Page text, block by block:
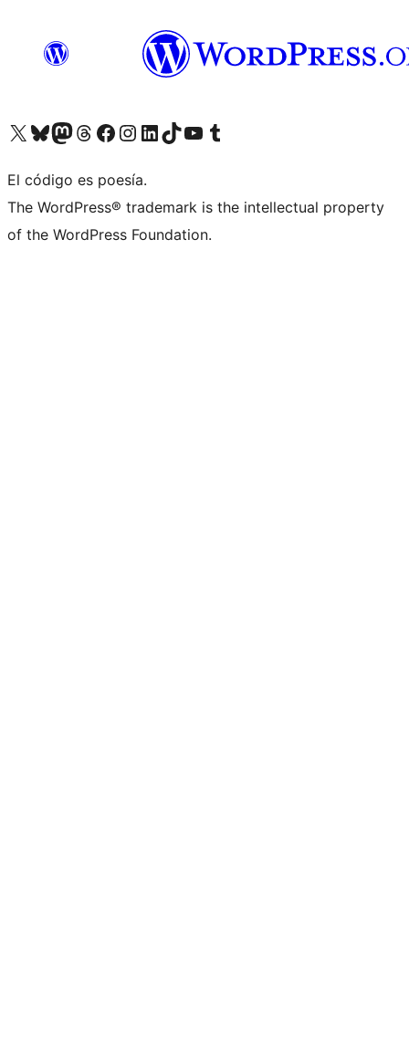
Visita nuestra cuenta de X (anteriormente Twitter)
Visita nuestra cuenta de Bluesky
Visita nuestra cuenta de Mastodon
Visita nuestra cuenta de Threads
Visita nuestra página de Facebook
Visita nuestra cuenta de Instagram
Visita nuestra cuenta de LinkedIn
Visita nuestra cuenta de TikTok
Visita nuestro canal de YouTube
Visita nuestra cuenta de Tumblr
El código es poesía.
The WordPress® trademark is the intellectual property
of the WordPress Foundation.